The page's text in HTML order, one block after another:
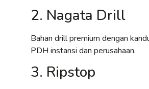
2. Nagata Drill
Bahan drill premium dengan
PDH instansi dan perusahaan.
3. Ripstop